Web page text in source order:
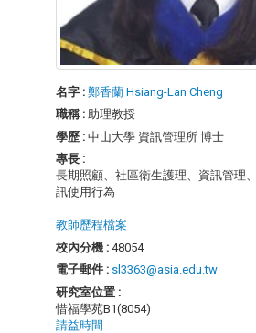
名字 : 鄭香蘭 Hsiang-Lan Cheng
職稱 : 助理教授
學歷 : 中山大學 資訊管理所 博士
專長 :
長期照顧、社區衛生護理、資訊管理
訊使用行為
教師歷程檔案
校內分機 : 48054
電子郵件 : sl3363@asia.edu.tw
研究室位置 :
惜福學苑B1(8054)
請益時間